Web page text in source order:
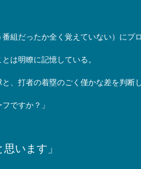
組だったか全く覚えていない）にプ
は明瞭に記憶している。
、打者の着塁のごく僅かな差を判断
ですか？」
います」